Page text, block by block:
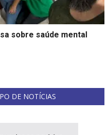
sobre saúde mental
DE NOTÍCIAS